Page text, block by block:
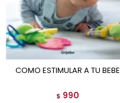
COMO ESTIMULAR A TU BEBE
$ 990